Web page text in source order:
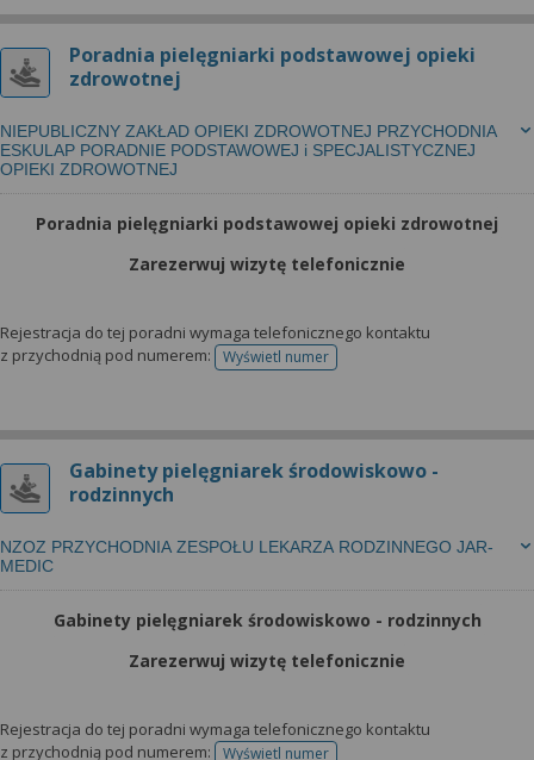
Poradnia pielęgniarki podstawowej opieki
zdrowotnej
NIEPUBLICZNY ZAKŁAD OPIEKI ZDROWOTNEJ PRZYCHODNIA
ESKULAP PORADNIE PODSTAWOWEJ i SPECJALISTYCZNEJ
OPIEKI ZDROWOTNEJ
Poradnia pielęgniarki podstawowej opieki zdrowotnej
Zarezerwuj wizytę telefonicznie
Rejestracja do tej poradni wymaga telefonicznego kontaktu
z przychodnią pod numerem:
Wyświetl numertelefonu do rejestracji
Gabinety pielęgniarek środowiskowo -
rodzinnych
NZOZ PRZYCHODNIA ZESPOŁU LEKARZA RODZINNEGO JAR-
MEDIC
Gabinety pielęgniarek środowiskowo - rodzinnych
Zarezerwuj wizytę telefonicznie
Rejestracja do tej poradni wymaga telefonicznego kontaktu
z przychodnią pod numerem:
Wyświetl numer